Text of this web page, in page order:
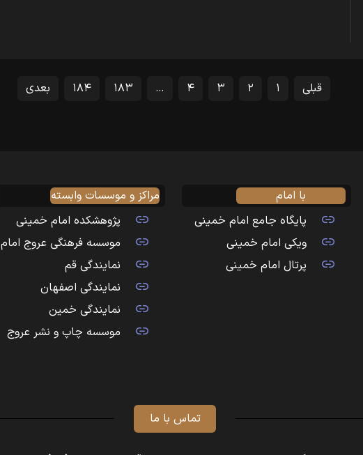
قبلی ۱ ۲ ۳ ۴ … ۱۸۳ ۱۸۴ بعدی
با امام
پایگاه جامع امام خمینی
ویکی امام خمینی
پرتال امام خمینی
مراکز و موسسات وابسته
پژوهشکده امام خمینی
موسسه فرهنگی عروج امام
نمایندگی قم
نمایندگی اصفهان
نمایندگی خمین
موسسه چاپ و نشر عروج
تماس با ما